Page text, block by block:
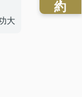
大